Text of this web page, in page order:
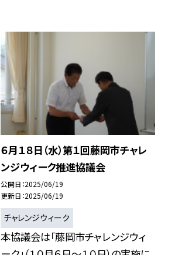
６月１８日（水）第１回藤岡市チャレ
ンジウィーク推進協議会
公開日 2025/06/19
更新日 2025/06/19
チャレンジウィーク
本協議会は「藤岡市チャレンジウィ